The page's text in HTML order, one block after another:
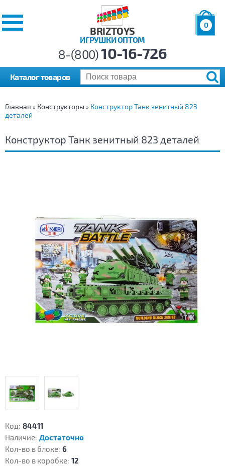
BRIZTOYS
ИГРУШКИ ОПТОМ
0
р.
8-(800)10-16-726
Каталог товаров
Главная » Конструкторы » Конструктор Танк зенитный 823
деталей
Конструктор Танк зенитный 823 деталей
Код: 84411
Наличие: Достаточно
Кол-во в блоке: 6
Кол-во в коробке: 12